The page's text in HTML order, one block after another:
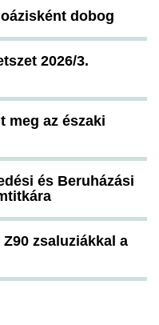
dobog
2026/3.
meg az északi
és Beruházási
zsaluziákkal a